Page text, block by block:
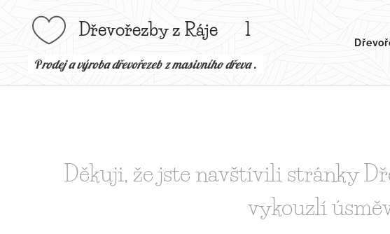
Dřevořezby z Ráje l
Prodej a výroba dřevořezeb z masivního dřeva .
Děkuji, že jste navštívili stránky
vykouzlí